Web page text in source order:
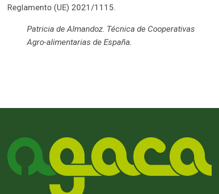
Reglamento (UE) 2021/1115.
Patricia de Almandoz. Técnica de Cooperativas
Agro-alimentarias de España.